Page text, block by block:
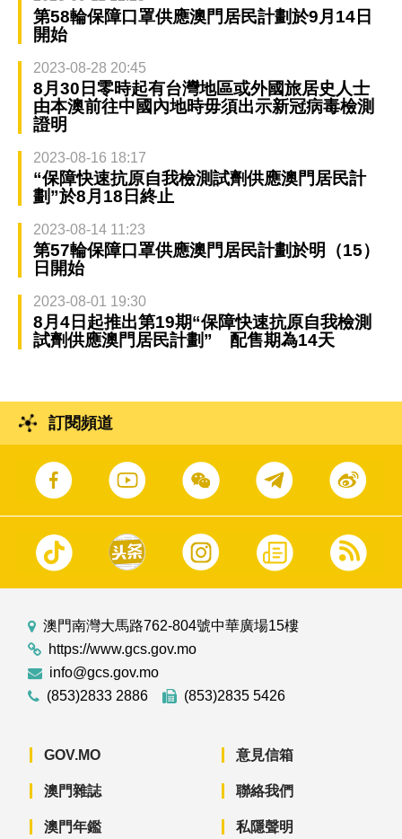
第58輪保障口罩供應澳門居民計劃於9月14日
開始
2023-08-28 20:45
8月30日零時起有台灣地區或外國旅居史人士
由本澳前往中國內地時毋須出示新冠病毒檢測
證明
2023-08-16 18:17
“保障快速抗原自我檢測試劑供應澳門居民計
劃”於8月18日終止
2023-08-14 11:23
第57輪保障口罩供應澳門居民計劃於明（15）
日開始
2023-08-01 19:30
8月4日起推出第19期“保障快速抗原自我檢測
試劑供應澳門居民計劃” 配售期為14天
訂閱頻道
澳門南灣大馬路762-804號中華廣場15樓
https://www.gcs.gov.mo
info@gcs.gov.mo
(853)2833 2886
(853)2835 5426
GOV.MO
澳門雜誌
澳門年鑑
意見信箱
聯絡我們
私隱聲明